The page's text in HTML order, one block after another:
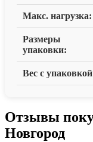
Макс. нагрузка:
Размеры
упаковки:
Вес с
Отзывы
Новгород